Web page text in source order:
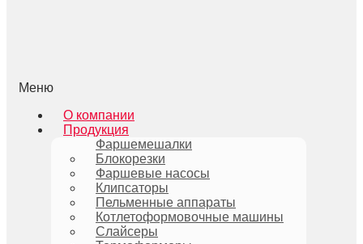
Меню
О компании
Продукция
Фаршемешалки
Блокорезки
Фаршевые насосы
Клипсаторы
Пельменные аппараты
Котлетоформовочные машины
Слайсеры